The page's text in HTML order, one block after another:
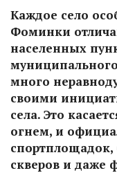
Каждое село
Фоминки
населенных
много
своими
села. Это
огнем, и
спортплощадок,
скверов и даже